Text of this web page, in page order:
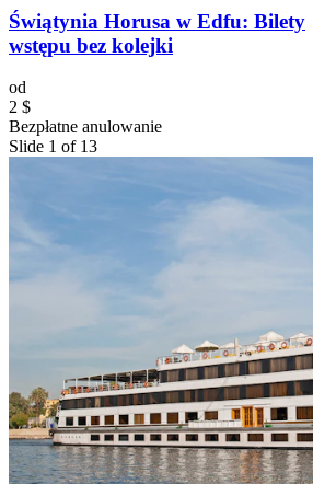
Świątynia Horusa w Edfu: Bilety
wstępu bez kolejki
od
2 $
Bezpłatne anulowanie
Slide 1 of 13